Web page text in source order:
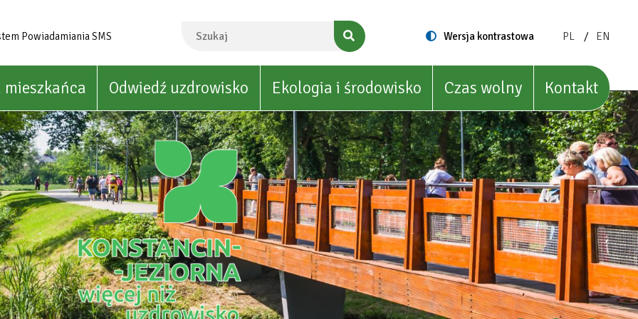
Powiadamiania SMS
Switch
Wersja kontrastowa
ZMIEŃ
POLISH
PL
ZMIEŃ
ENGLISH
EN
mieszkańca Odwiedź uzdrowisko Ekologia i środowisko Czas wolny Kontakt